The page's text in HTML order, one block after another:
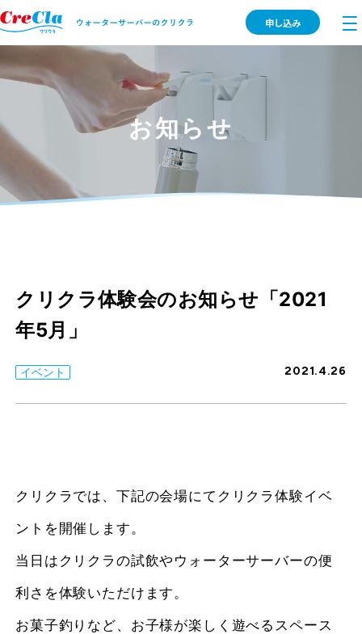
申し込み
お知らせ
クリクラ体験会のお知らせ「2021
年5月」
イベント 2021.4.26
クリクラでは、下記の会場にてクリクラ体験イベ
ントを開催します。
当日はクリクラの試飲やウォーターサーバーの便
利さを体験いただけます。
お菓子釣りなど、お子様が楽しく遊べるスペース